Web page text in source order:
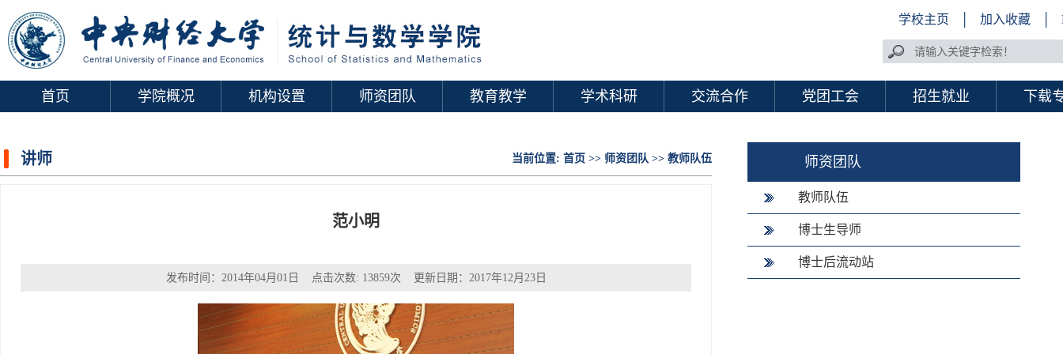
学校主页 加入收藏
首页 学院概况 机构设置 师资团队 教育教学 学术科研 交流合作 党团工会 招生就业 下载
当前位置: 首页 >> 师资团队 >> 教师队伍
讲师
范小明
发布时间：2014年04月01日 点击次数: 13859次 更新日期：2017年12月23日
师资团队
教师队伍
博士生导师
博士后流动站